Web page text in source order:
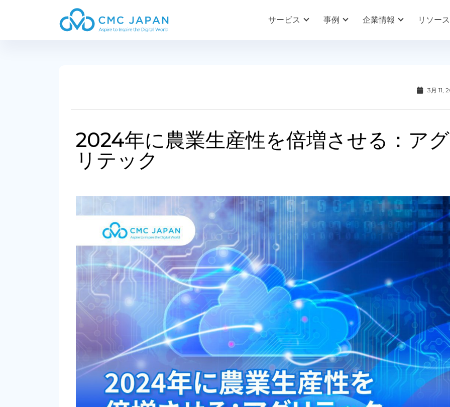
サービス 事例 企業情報 リソース
3月 11,
2024年に農業生産性を倍増させる：アグ
リテック